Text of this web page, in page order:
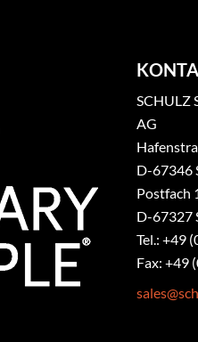
SCHULZ
AG
​D-67346
Postfach
D-67327
Tel.: +49
Fax: +49